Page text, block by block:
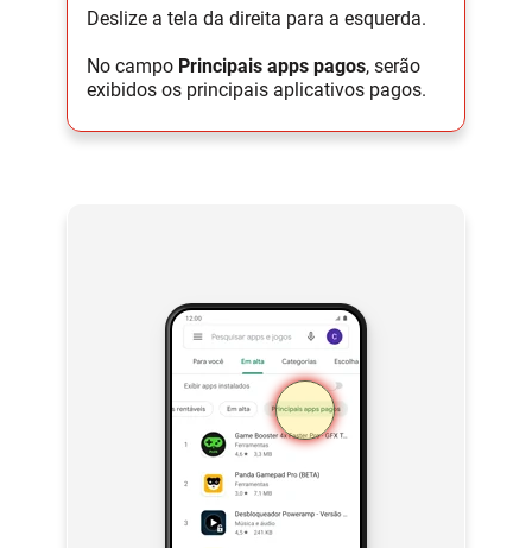
Deslize a tela da direita para a esquerda.
No campo Principais apps pagos, serão
exibidos os principais aplicativos pagos.